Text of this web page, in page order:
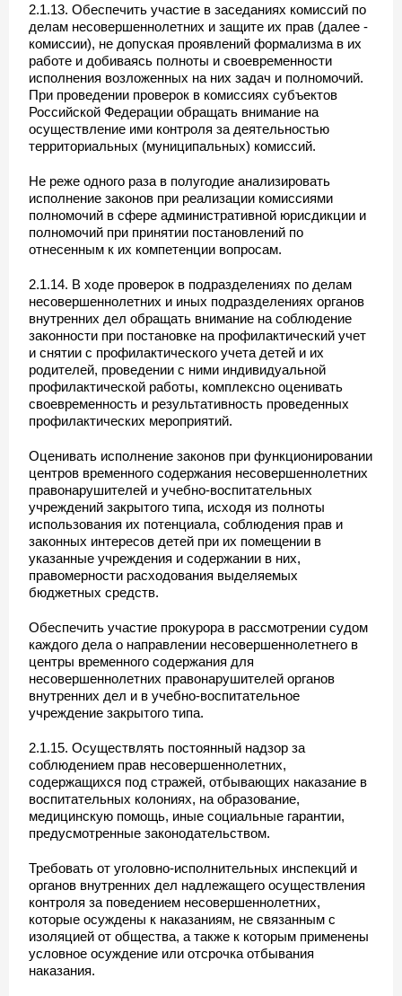
2.1.13. Обеспечить участие в заседаниях комиссий по
делам несовершеннолетних и защите их прав (далее -
комиссии), не допуская проявлений формализма в их
работе и добиваясь полноты и своевременности
исполнения возложенных на них задач и полномочий.
При проведении проверок в комиссиях субъектов
Российской Федерации обращать внимание на
осуществление ими контроля за деятельностью
территориальных (муниципальных) комиссий.
Не реже одного раза в полугодие анализировать
исполнение законов при реализации комиссиями
полномочий в сфере административной юрисдикции и
полномочий при принятии постановлений по
отнесенным к их компетенции вопросам.
2.1.14. В ходе проверок в подразделениях по делам
несовершеннолетних и иных подразделениях органов
внутренних дел обращать внимание на соблюдение
законности при постановке на профилактический учет
и снятии с профилактического учета детей и их
родителей, проведении с ними индивидуальной
профилактической работы, комплексно оценивать
своевременность и результативность проведенных
профилактических мероприятий.
Оценивать исполнение законов при функционировании
центров временного содержания несовершеннолетних
правонарушителей и учебно-воспитательных
учреждений закрытого типа, исходя из полноты
использования их потенциала, соблюдения прав и
законных интересов детей при их помещении в
указанные учреждения и содержании в них,
правомерности расходования выделяемых
бюджетных средств.
Обеспечить участие прокурора в рассмотрении судом
каждого дела о направлении несовершеннолетнего в
центры временного содержания для
несовершеннолетних правонарушителей органов
внутренних дел и в учебно-воспитательное
учреждение закрытого типа.
2.1.15. Осуществлять постоянный надзор за
соблюдением прав несовершеннолетних,
содержащихся под стражей, отбывающих наказание в
воспитательных колониях, на образование,
медицинскую помощь, иные социальные гарантии,
предусмотренные законодательством.
Требовать от уголовно-исполнительных инспекций и
органов внутренних дел надлежащего осуществления
контроля за поведением несовершеннолетних,
которые осуждены к наказаниям, не связанным с
изоляцией от общества, а также к которым применены
условное осуждение или отсрочка отбывания
наказания.